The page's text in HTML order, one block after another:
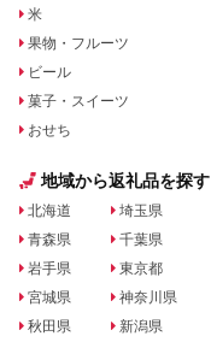
米
果物・フルーツ
ビール
菓子・スイーツ
おせち
地域から返礼品を探す
北海道
青森県
岩手県
宮城県
秋田県
埼玉県
千葉県
東京都
神奈川県
新潟県